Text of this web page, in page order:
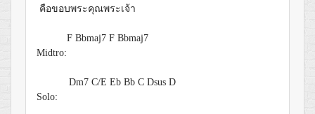
คือขอบพระคุณพระเจ้า
F Bbmaj7 F Bbmaj7
Midtro:
Dm7 C/E Eb Bb C Dsus D
Solo: